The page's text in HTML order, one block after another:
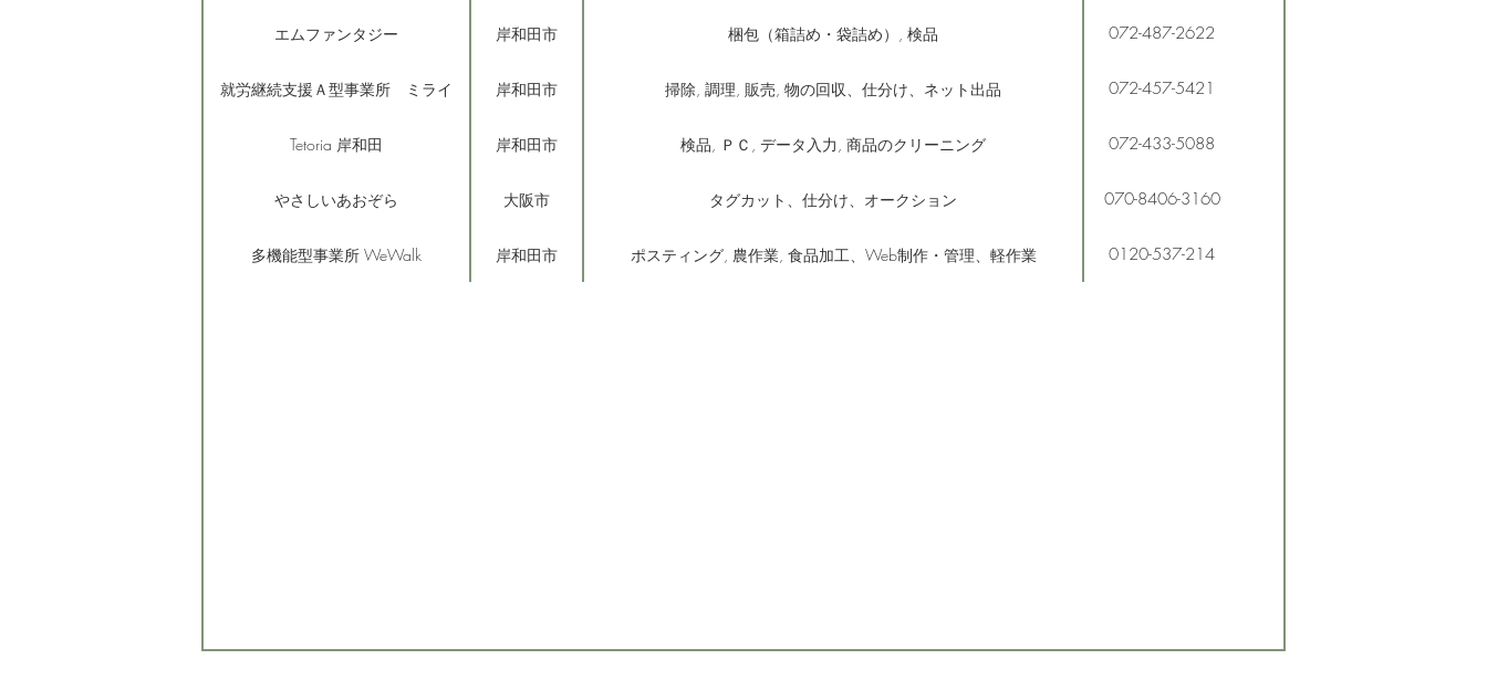
エムファンタジー 岸和田市 梱包（箱詰め・袋詰め）, 検品 072-487-2622
就労継続支援Ａ型事業所 ミライ 岸和田市 掃除, 調理, 販売, 物の回収、仕分け、ネット出品 072-457-5421
Tetoria 岸和田 岸和田市 検品, ＰＣ, データ入力, 商品のクリーニング 072-433-5088
やさしいあおぞら 大阪市 タグカット、仕分け、オークション 070-8406-3160
多機能型事業所 WeWalk 岸和田市 ポスティング, 農作業, 食品加工、Web制作・管理、軽作業 0120-537-214